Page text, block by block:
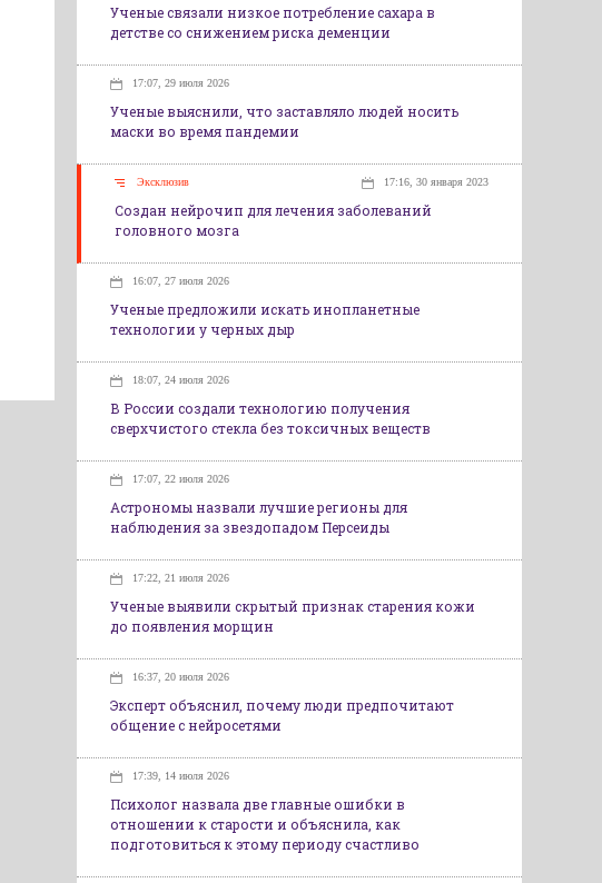
Ученые связали низкое потребление сахара в
детстве со снижением риска деменции
17:07, 29 июля 2026
Ученые выяснили, что заставляло людей носить
маски во время пандемии
Эксклюзив 17:16, 30 января 2023
Создан нейрочип для лечения заболеваний
головного мозга
16:07, 27 июля 2026
Ученые предложили искать инопланетные
технологии у черных дыр
18:07, 24 июля 2026
В России создали технологию получения
сверхчистого стекла без токсичных веществ
17:07, 22 июля 2026
Астрономы назвали лучшие регионы для
наблюдения за звездопадом Персеиды
17:22, 21 июля 2026
Ученые выявили скрытый признак старения кожи
до появления морщин
16:37, 20 июля 2026
Эксперт объяснил, почему люди предпочитают
общение с нейросетями
17:39, 14 июля 2026
Психолог назвала две главные ошибки в
отношении к старости и объяснила, как
подготовиться к этому периоду счастливо